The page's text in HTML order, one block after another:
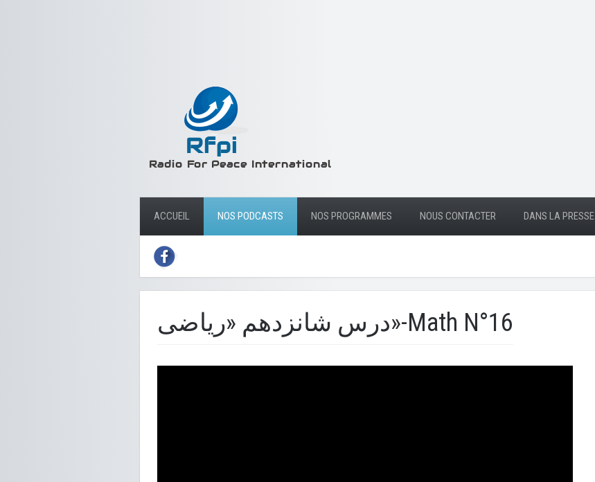
ACCUEIL NOS PODCASTS NOS PROGRAMMES NOUS CONTACTER DANS LA PRESSE
درس شانزدهم «ریاضی»-Math N°16